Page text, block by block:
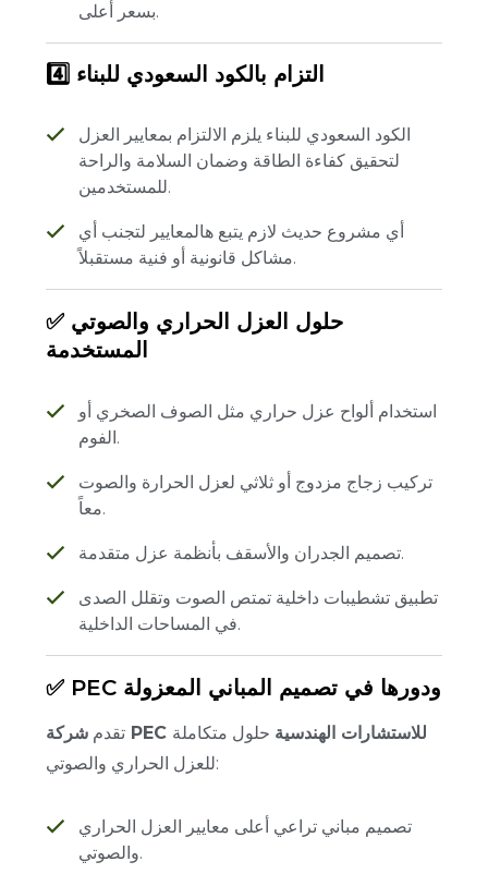
بسعر أعلى.
4️⃣ التزام بالكود السعودي للبناء
الكود السعودي للبناء يلزم الالتزام بمعايير العزل
لتحقيق كفاءة الطاقة وضمان السلامة والراحة
للمستخدمين.
أي مشروع حديث لازم يتبع هالمعايير لتجنب أي
مشاكل قانونية أو فنية مستقبلاً.
✅ حلول العزل الحراري والصوتي
المستخدمة
استخدام ألواح عزل حراري مثل الصوف الصخري أو
الفوم.
تركيب زجاج مزدوج أو ثلاثي لعزل الحرارة والصوت
معاً.
تصميم الجدران والأسقف بأنظمة عزل متقدمة.
تطبيق تشطيبات داخلية تمتص الصوت وتقلل الصدى
في المساحات الداخلية.
✅ PEC ودورها في تصميم المباني المعزولة
تقدم شركة PEC للاستشارات الهندسية حلول متكاملة
للعزل الحراري والصوتي:
تصميم مباني تراعي أعلى معايير العزل الحراري
والصوتي.